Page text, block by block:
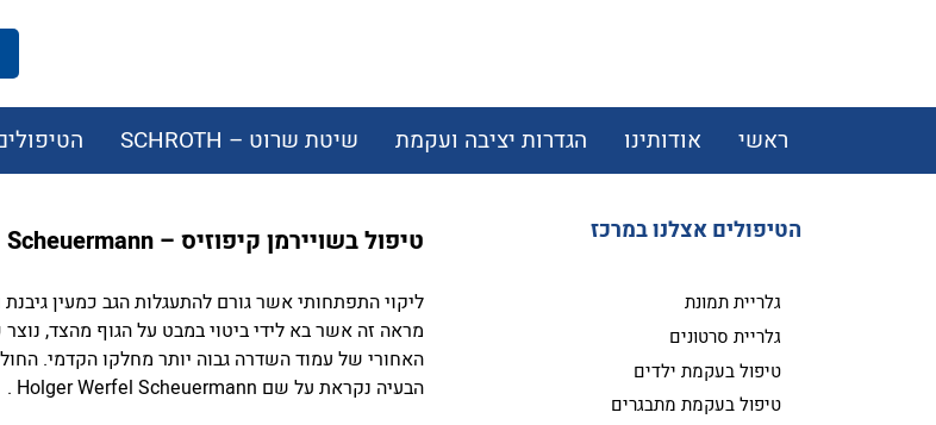
ראשי אודותינו הגדרות יציבה ועקמת שיטת שרוט – SCHROTH
טיפול בשויירמן קיפוזיס – Scheuermann
ליקוי התפתחותי אשר גורם להתעגלות הגב כמעין גיבנת
מראה זה אשר בא לידי ביטוי במבט על הגוף מהצד,
האחורי של עמוד השדרה גבוה יותר מחלקו הקדמי.
הבעיה נקראת על שם Holger Werfel Scheuermann .
הטיפולים אצלנו במרכז
גלריית תמונת
גלריית סרטונים
טיפול בעקמת ילדים
טיפול בעקמת מתבגרים